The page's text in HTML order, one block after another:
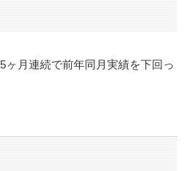
ヶ月連続で前年同月実績を下回っ